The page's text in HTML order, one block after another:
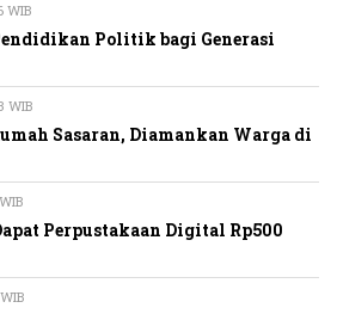
WIB
Politik bagi Generasi
WIB
Sasaran, Diamankan Warga di
Perpustakaan Digital Rp500